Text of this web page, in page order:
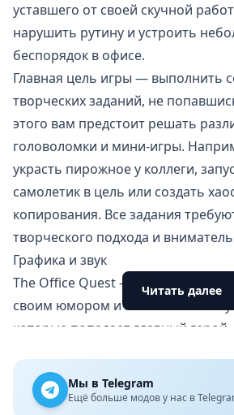
уставшего от своей скучной
нарушить рутину и устроить
беспорядок в офисе.
Главная цель игры — выполнить
творческих заданий, не
этого вам предстоит решать
головоломки и мини-игры.
украсть пирожное у коллеги,
самолетик в цель или создать
копирования. Все задания
творческого подхода и
Графика и звук
The Office Quest — это игра,
своим юмором и комичными
которые попадает главный
что добавляет ей особого шарма.
Звуковое сопровождение игры
Читать далее
Мы в Telegram
Ещё больше модов у нас в